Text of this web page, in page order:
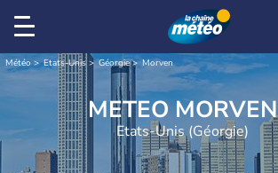
Météo Etats-Unis Géorgie Morven
METEO MORVEN
Etats-Unis (Géorgie)